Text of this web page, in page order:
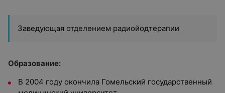
Заведующая отделением радиойодтерапии
Образование:
В 2004 году окончила Гомельский государственный